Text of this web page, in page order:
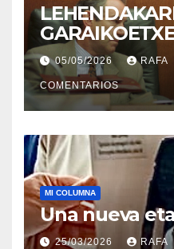
PERSONA
EJERCICIO
05/05/2026 RAFA
COMENTARIOS
MI COLUMNA
Una nueva
25/03/2026 RAFA